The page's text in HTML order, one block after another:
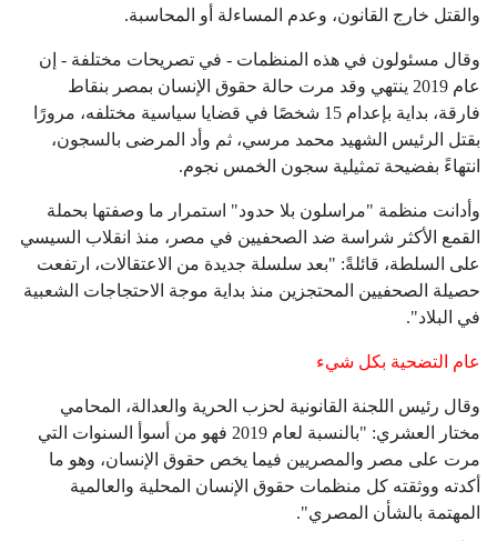
والقتل خارج القانون، وعدم المساءلة أو المحاسبة.
وقال مسئولون في هذه المنظمات - في تصريحات مختلفة - إن
عام 2019 ينتهي وقد مرت حالة حقوق الإنسان بمصر بنقاط
فارقة، بداية بإعدام 15 شخصًا في قضايا سياسية مختلفه، مرورًا
بقتل الرئيس الشهيد محمد مرسي، ثم وأد المرضى بالسجون،
انتهاءً بفضيحة تمثيلية سجون الخمس نجوم.
وأدانت منظمة "مراسلون بلا حدود" استمرار ما وصفتها بحملة
القمع الأكثر شراسة ضد الصحفيين في مصر، منذ انقلاب السيسي
على السلطة، قائلةً: "بعد سلسلة جديدة من الاعتقالات، ارتفعت
حصيلة الصحفيين المحتجزين منذ بداية موجة الاحتجاجات الشعبية
في البلاد".
عام التضحية بكل شيء
وقال رئيس اللجنة القانونية لحزب الحرية والعدالة، المحامي
مختار العشري: "بالنسبة لعام 2019 فهو من أسوأ السنوات التي
مرت على مصر والمصريين فيما يخص حقوق الإنسان، وهو ما
أكدته ووثقته كل منظمات حقوق الإنسان المحلية والعالمية
المهتمة بالشأن المصري".